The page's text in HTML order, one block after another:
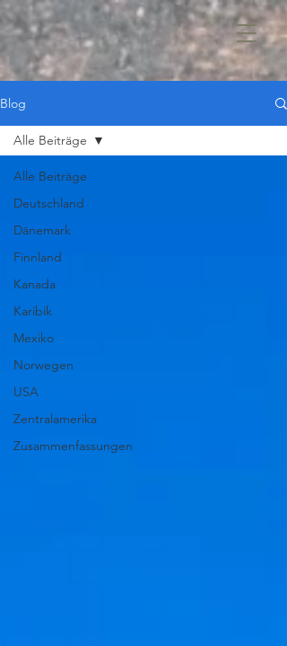
Blog
Alle Beiträge
Deutschland
Dänemark
Finnland
Kanada
Karibik
Mexiko
Norwegen
USA
Zentralamerika
Zusammenfassungen
Alle Beiträge